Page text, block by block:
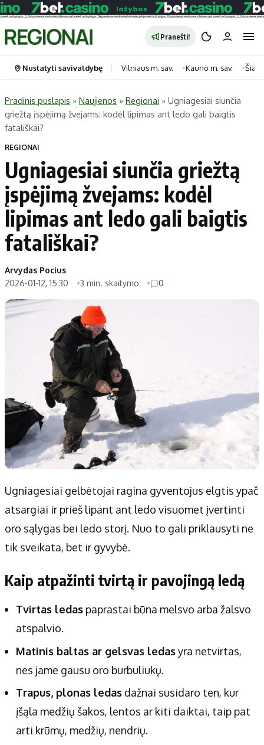
Pranešti!
Portalas
Naujausi
Regionai
Lietuva
Pasaulis
Politika
Patarimai
Dirbtinis intelektas
Gineso rekordai
Kategorijos
Horoskopai
Laisvalaikis
Sveikata
Dienos naujienos
Didžiosios savivaldybės
Vilniaus miesto
Kauno miesto
Klaipėdos miesto
Panevėžio miesto
Šiaulių miesto
Alytaus miesto
Marijampolės
Jonavos rajono
Vilkaviškio rajono
Tauragės rajono
Palangos miesto
Redakcija
Apie mus
Autoriai
Privatumo politika
Redakcijos politika
Receptai
Nustatyti savivaldybę Vilniaus m. sav. Kauno m. sav.
Pradinis puslapis » Naujienos » Regionai » Ugniagesiai siunčia
griežtą įspėjimą žvejams: kodėl lipimas ant ledo gali baigtis
fatališkai?
REGIONAI
Ugniagesiai siunčia griežtą
įspėjimą žvejams: kodėl
lipimas ant ledo gali baigtis
fatališkai?
Arvydas Pocius
2026-01-12, 15:30
3 min. skaitymo 0
Ugniagesiai gelbėtojai ragina gyventojus elgtis ypač
atsargiai ir prieš lipant ant ledo visuomet įvertinti
oro sąlygas bei ledo storį. Nuo to gali priklausyti ne
tik sveikata, bet ir gyvybė.
Kaip atpažinti tvirtą ir pavojingą ledą
Tvirtas ledas paprastai būna melsvo arba žalsvo
atspalvio.
Matinis baltas ar gelsvas ledasyra netvirtas,
nes jame gausu oro burbuliukų.
Trapus, plonas ledas dažnai susidaro ten, kur
įšąla medžių šakos, lentos ar kiti daiktai, taip pat
arti krūmų, medžių, nendrių.